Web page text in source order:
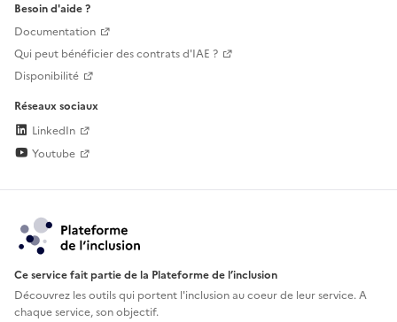
Besoin d'aide ?
Documentation
Qui peut bénéficier des contrats d'IAE ?
Disponibilité
Réseaux sociaux
LinkedIn
Youtube
Ce service fait partie de la Plateforme de l’inclusion
Découvrez les outils qui portent l'inclusion aucoeur de leur service. A
chaque service, son objectif.